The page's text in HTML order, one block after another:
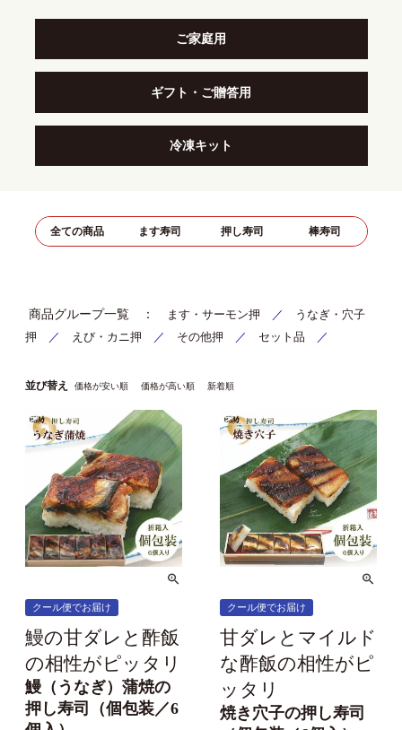
ご家庭用
ギフト・ご贈答用
冷凍キット
全ての商品 ます寿司 押し寿司 棒寿司
商品グループ一覧 ： ます・サーモン押 ／
うなぎ・穴子
押 ／ えび・カニ押 ／ その他押 ／ セット品 ／
並び替え 価格が安い順 価格が高い順 新着順
クール便でお届け
鰻の甘ダレと酢飯
の相性がピッタリ
鰻（うなぎ）蒲焼の
押し寿司（個包装／6
クール便でお届け
甘ダレとマイルド
な酢飯の相性がピ
ッタリ
焼き穴子の押し寿司